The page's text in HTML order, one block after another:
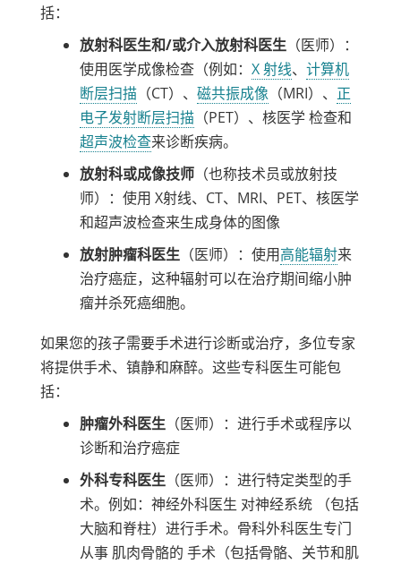
括：
放射科医生和/或介入放射科医生（医师）：
使用医学成像检查（例如： X 射线、 计算机
断层扫描（CT）、 磁共振成像 （MRI）、 正
电子发射断层扫描（PET）、 核医学检查和
超声波检查来诊断疾病。
放射科或成像技师（也称技术员或放射技
师）：使用 X射线、CT、MRI、PET、核医学
和超声波检查来生成身体的图像
放射肿瘤科医生（医师）：使用高能辐射来
治疗癌症，这种辐射可以在治疗期间缩小肿
瘤并杀死癌细胞。
如果您的孩子需要手术进行诊断或治疗，多位专家
将提供手术、镇静和麻醉。这些专科医生可能包
括：
肿瘤外科医生（医师）：进行手术或程序以
诊断和治疗癌症
外科专科医生（医师）：进行特定类型的手
术。例如： 神经外科医生 对神经系统
（包括
大脑和脊柱） 进行手术。骨科外科医生专门
从事 肌肉骨骼的 手术（包括骨骼、 关节和肌